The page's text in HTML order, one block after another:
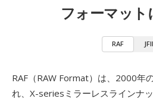
フォーマット
RAF
RAF（RAW Format）は、2000年
れ、X-seriesミラーレスラインナ